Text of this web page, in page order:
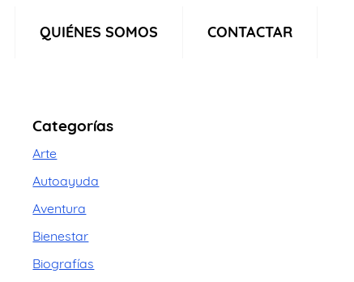
QUIÉNES SOMOS CONTACTAR
Categorías
Arte
Autoayuda
Aventura
Bienestar
Biografías